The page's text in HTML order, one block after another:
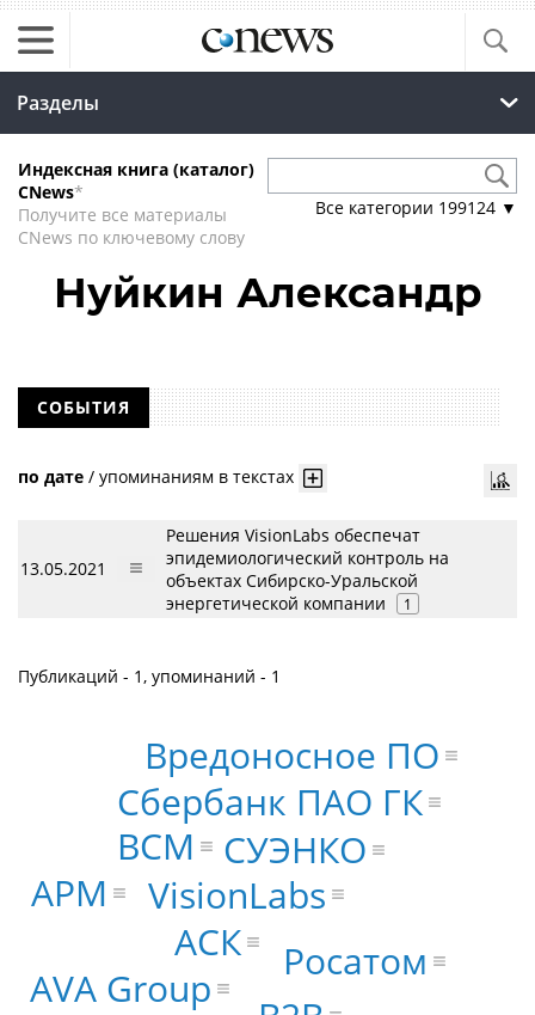
Разделы
Индексная книга (каталог)
CNews*
Получите все материалы
CNews по ключевому слову
Все категории 199124 ▼
Нуйкин Александр
СОБЫТИЯ
по дате / упоминаниям в текстах
13.05.2021
Решения VisionLabs обеспечат
эпидемиологический контроль на
объектах Сибирско-Уральской
энергетической компании
1
Публикаций - 1, упоминаний - 1
VisionLabs
СУЭНКО
АСК
Сбербанк ПАО ГК
AVA Group
Росатом
BCM
АРМ
Вредоносное ПО